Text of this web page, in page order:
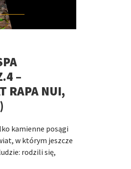
–
RAPA NUI,
kamienne posągi
w którym jeszcze
rodzili się,